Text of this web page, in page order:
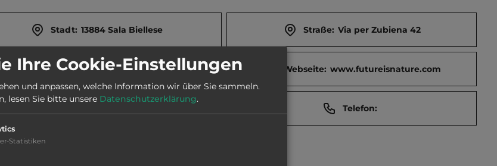
Stadt: 13884 Sala Biellese Straße: Via per Zubiena 42
Telefon: 0039 348 7602565 Webseite: www.futureisnature.com
Telefon:
Ihre Cookie-Einstellungen
und anpassen, welche Information wir über Sie sammeln.
lesen Sie bitte unsere Datenschutzerklärung.
Statistiken